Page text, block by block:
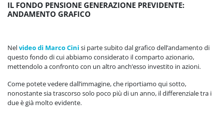
IL FONDO PENSIONE GENERAZIONE PREVIDENTE:
ANDAMENTO GRAFICO
Nelvideo di Marco Cini si parte subito dal grafico dell’andamento di
questo fondo di cui abbiamo considerato il comparto azionario,
mettendolo a confronto con un altro anch’esso investito in azioni.
Come potete vedere dall’immagine, che riportiamo qui sotto,
nonostante sia trascorso solo poco più di un anno, il differenziale tra i
due è già molto evidente.